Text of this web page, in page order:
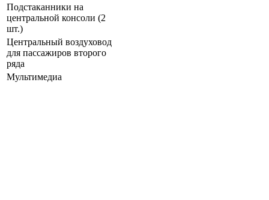
Подстаканники на
центральной консоли (2
шт.)
Центральный воздуховод
для пассажиров второго
ряда
Мультимедиа